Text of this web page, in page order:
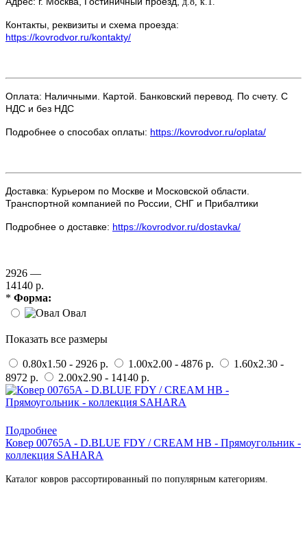
Контакты, реквизиты и схема проезда:
https://kovrodvor.ru/kontakty/
Оплата: Наличными. Картой. Банковский перевод. По счету. С
НДС и без НДС
Подробнее о способах оплаты: https://kovrodvor.ru/oplata/
Доставка: Курьером по Москве и Московской области.
Транспортной компанией по России, СНГ и Прибалтики
Подробнее о доставке: https://kovrodvor.ru/dostavka/
2926 —
14140 р.
* Форма:
Овал
Показать все размеры
0.80x1.50 - 2926 р. 1.00x2.00 - 4876 р.
1.60x2.30 -
8972 р.
2.00x2.90 - 14140 р.
Подробнее
Ковер 00765A - D.BLUE FDY / CREAM HB - Прямоугольник -
коллекция SAHARA
Каталог ковров рассортированный по популярным категориям.